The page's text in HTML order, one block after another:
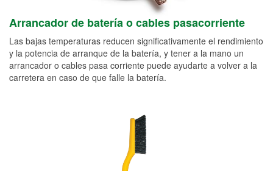
Arrancador de batería o cables pasacorriente
Las bajas temperaturas reducen significativamente el rendimiento
y la potencia de arranque de la batería, y tener a la mano un
arrancador o cables pasa corriente puede ayudarte a volver a la
carretera en caso de que falle la batería.